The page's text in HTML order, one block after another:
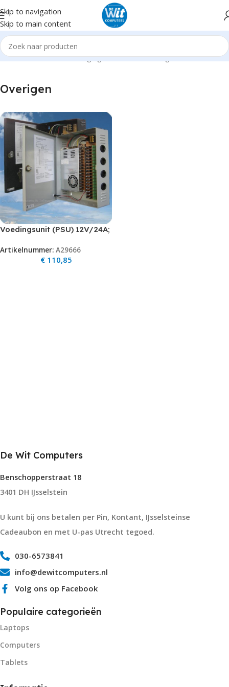
Skip to navigation
Skip to main content
Home Hardware Beveiliging antidiefstal Overigen
Overigen
Voedingsunit (PSU) 12V/24A;
Artikelnummer: A29666
€110,85
De Wit Computers
Benschopperstraat 18
3401 DH IJsselstein
U kunt bij ons betalen per Pin, Kontant, IJsselsteinse
Cadeaubon en met U-pas Utrecht tegoed.
030-6573841
info@dewitcomputers.nl
Volg ons op Facebook
Populaire categorieën
Laptops
Computers
Tablets